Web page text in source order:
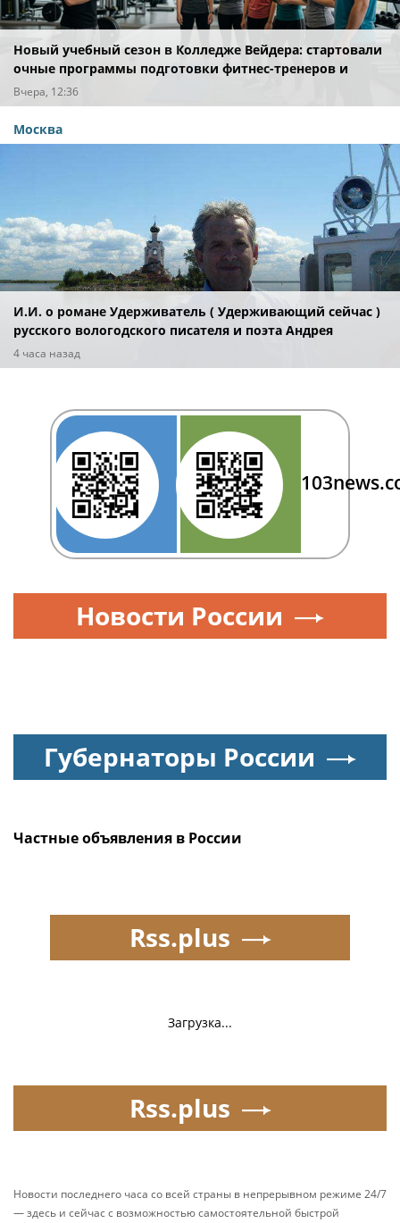
Новый учебный сезон в Колледже Вейдера: стартовали
очные программы подготовки фитнес-тренеров и
специалистов индустрии здоровья
Вчера, 12:36
Москва
И.И. о романе Удерживатель ( Удерживающий сейчас )
русского вологодского писателя и поэта Андрея
Малышева ( роман опубликован в 2016 г. )
4 часа назад
Новости России
Губернаторы России
Частные объявления в России
Загрузка...
Rss.plus
Rss.plus
Новости последнего часа со всей страны в непрерывном режиме 24/7
— здесь и сейчас с возможностью самостоятельной быстрой